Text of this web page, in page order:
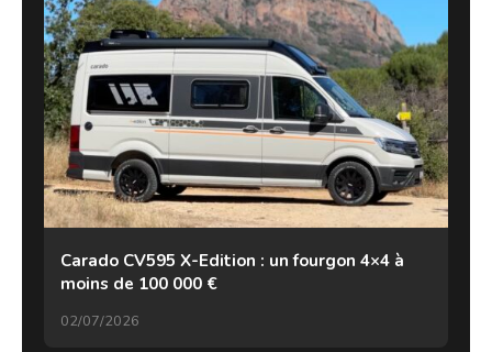
Carado CV595 X-Edition : un fourgon 4×4 à
moins de 100 000 €
02/07/2026